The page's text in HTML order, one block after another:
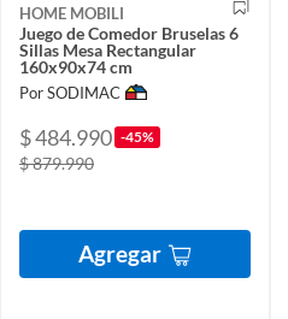
HOME MOBILI
Juego de Comedor Bruselas 6
Sillas Mesa Rectangular
160x90x74 cm
Por SODIMAC
$ 484.990 -45%
$ 879.990
Agregar